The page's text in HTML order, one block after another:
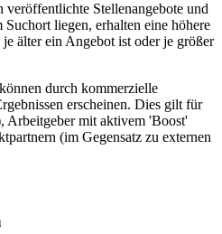
Stellenangebote und
liegen, erhalten eine höhere
älter ein Angebot ist oder je größer
durch kommerzielle
erscheinen. Dies gilt für
Arbeitgeber mit aktivem 'Boost'
(im Gegensatz zu externen